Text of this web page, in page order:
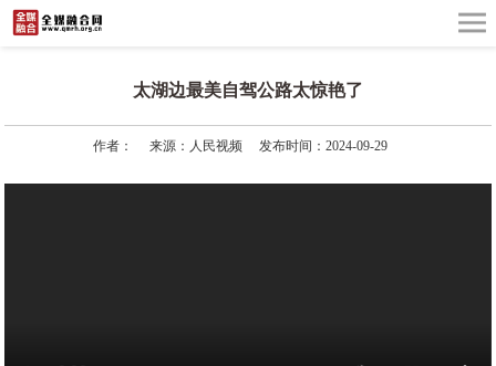
太湖边最美自驾公路太惊艳了
作者： 来源：人民视频 发布时间：2024-09-29